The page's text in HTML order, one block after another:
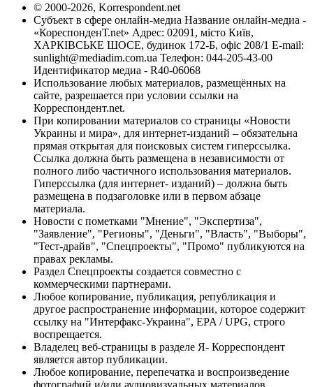
© 2000-2026, Korrespondent.net
Субъект в сфере онлайн-медиа Название онлайн-медиа -
«КореспонденТ.net» Адрес: 02091, місто Київ,
ХАРКІВСЬКЕ ШОСЕ, будинок 172-Б, офіс 208/1 E-mail:
sunlight@mediadim.com.ua Телефон: 044-205-43-00
Идентификатор медиа - R40-06068
Использование любых материалов, размещённых на
сайте, разрешается при условии ссылки на
Корреспондент.net.
При копировании материалов со страницы «Новости
Украины и мира», для интернет-изданий – обязательна
прямая открытая для поисковых систем гиперссылка.
Ссылка должна быть размещена в независимости от
полного либо частичного использования материалов.
Гиперссылка (для интернет- изданий) – должна быть
размещена в подзаголовке или в первом абзаце
материала.
Новости с пометками "Мнение", "Экспертиза",
"Заявление", "Регионы", "Деньги", "Власть", "Выборы",
"Тест-драйв", "Спецпроекты", "Промо" публикуются на
правах рекламы.
Раздел Спецпроекты создается совместно с
коммерческими партнерами.
Любое копирование, публикация, републикация и
другое распространение информации, которое содержит
ссылку на "Интерфакс-Украина", EPA / UPG, строго
воспрещается.
Владелец веб-страницы в разделе Я- Корреспондент
является автор публикации.
Любое копирование, перепечатка и воспроизведение
фотографий и/или аудиовизуальных материалов,